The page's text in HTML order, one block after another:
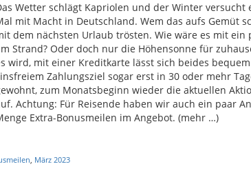
Wetter schlägt Kapriolen und der Winter versucht
mit Macht in Deutschland. Wem das aufs Gemüt
dem nächsten Urlaub trösten. Wie wäre es mit ein
Strand? Oder doch nur die Höhensonne für
wird, mit einer Kreditkarte lässt sich beides
Zahlungsziel sogar erst in 30 oder mehr
zum Monatsbeginn wieder die aktuellen
Achtung: Für Reisende haben wir auch ein paar
Extra-Bonusmeilen im Angebot. (mehr …)
, März 2023